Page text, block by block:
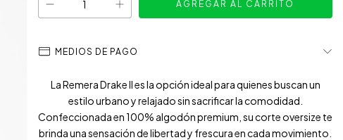
MEDIOS DE PAGO
La Remera Drake II es la opción ideal para quienes buscan un
estilo urbano y relajado sin sacrificar la comodidad.
Confeccionada en 100% algodón premium, su corte oversize te
brinda una sensación de libertad y frescura en cada movimiento.